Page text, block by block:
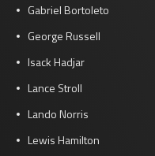
Gabriel Bortoleto
George Russell
Isack Hadjar
Lance Stroll
Lando Norris
Lewis Hamilton